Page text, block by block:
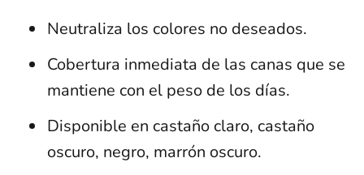
Neutraliza los colores no deseados.
Cobertura inmediata de las canas que se
mantiene con el peso de los días.
Disponible en castaño claro, castaño
oscuro, negro, marrón oscuro.